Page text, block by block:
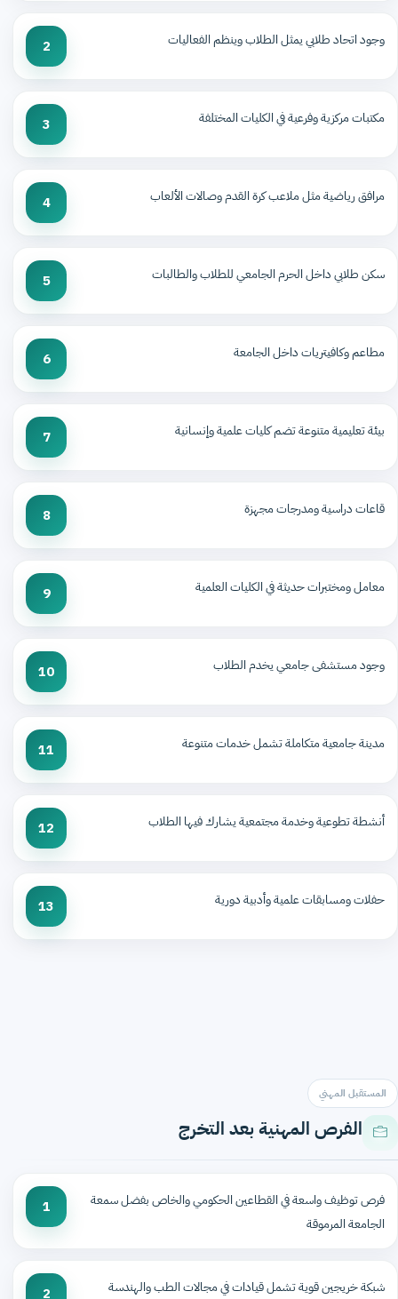
وجود اتحاد طلابي يمثل الطلاب وينظم الفعاليات 2
مكتبات مركزية وفرعية في الكليات المختلفة 3
مرافق رياضية مثل ملاعب كرة القدم وصالات الألعاب 4
سكن طلابي داخل الحرم الجامعي للطلاب والطالبات 5
مطاعم وكافيتريات داخل الجامعة 6
بيئة تعليمية متنوعة تضم كليات علمية وإنسانية 7
قاعات دراسية ومدرجات مجهزة 8
معامل ومختبرات حديثة في الكليات العلمية 9
وجود مستشفى جامعي يخدم الطلاب 10
مدينة جامعية متكاملة تشمل خدمات متنوعة 11
أنشطة تطوعية وخدمة مجتمعية يشارك فيها الطلاب 12
حفلات ومسابقات علمية وأدبية دورية 13
المستقبل المهني
الفرص المهنية بعد التخرج
فرص توظيف واسعة في القطاعين الحكومي والخاص بفضل سمعة
الجامعة المرموقة
1
شبكة خريجين قوية تشمل قيادات في مجالات الطب والهندسة 2